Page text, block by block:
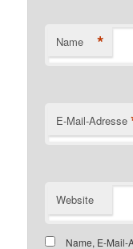
Name *
E-Mail-Adresse
Website
Name, E-Mail-